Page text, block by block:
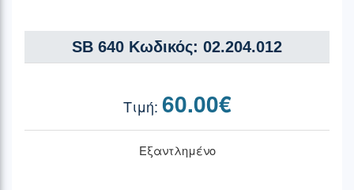
SB 640 Κωδικός: 02.204.012
60.00€
Εξαντλημένο